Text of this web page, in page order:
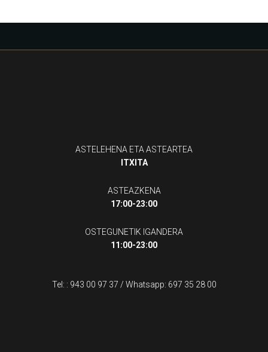
ASTELEHENA ETA ASTEARTEA
ITXITA
ASTEAZKENA
17:00-23:00
OSTEGUNETIK IGANDERA
11:00-23:00
Tel: : 943 00 97 37 / Whatsapp: 697 35 28 00